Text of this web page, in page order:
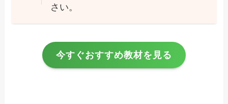
さい。
今すぐおすすめ教材を見る